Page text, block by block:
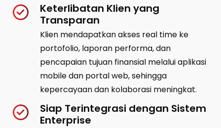
Keterlibatan Klien yang
Transparan
Klien mendapatkan akses real time ke
portofolio, laporan performa, dan
pencapaian tujuan finansial melalui aplikasi
mobile dan portal web, sehingga
kepercayaan dan kolaborasi meningkat.
Siap Terintegrasi dengan Sistem
Enterprise